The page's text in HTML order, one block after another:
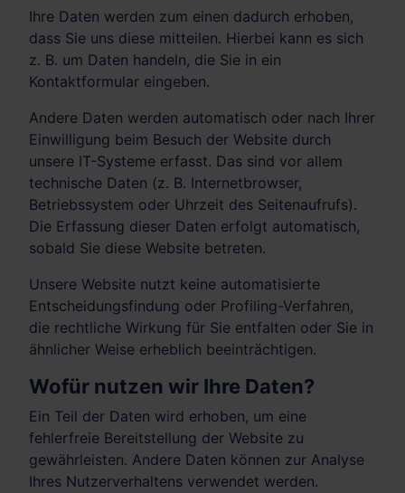
Ihre Daten werden zum einen dadurch erhoben,
dass Sie uns diese mitteilen. Hierbei kann es sich
z. B. um Daten handeln, die Sie in ein
Kontaktformular eingeben.
Andere Daten werden automatisch oder nach Ihrer
Einwilligung beim Besuch der Website durch
unsere IT-Systeme erfasst. Das sind vor allem
technische Daten (z. B. Internetbrowser,
Betriebssystem oder Uhrzeit des Seitenaufrufs).
Die Erfassung dieser Daten erfolgt automatisch,
sobald Sie diese Website betreten.
Unsere Website nutzt keine automatisierte
Entscheidungsfindung oder Profiling-Verfahren,
die rechtliche Wirkung für Sie entfalten oder Sie in
ähnlicher Weise erheblich beeinträchtigen.
Wofür nutzen wir Ihre Daten?
Ein Teil der Daten wird erhoben, um eine
fehlerfreie Bereitstellung der Website zu
gewährleisten. Andere Daten können zur Analyse
Ihres Nutzerverhaltens verwendet werden.